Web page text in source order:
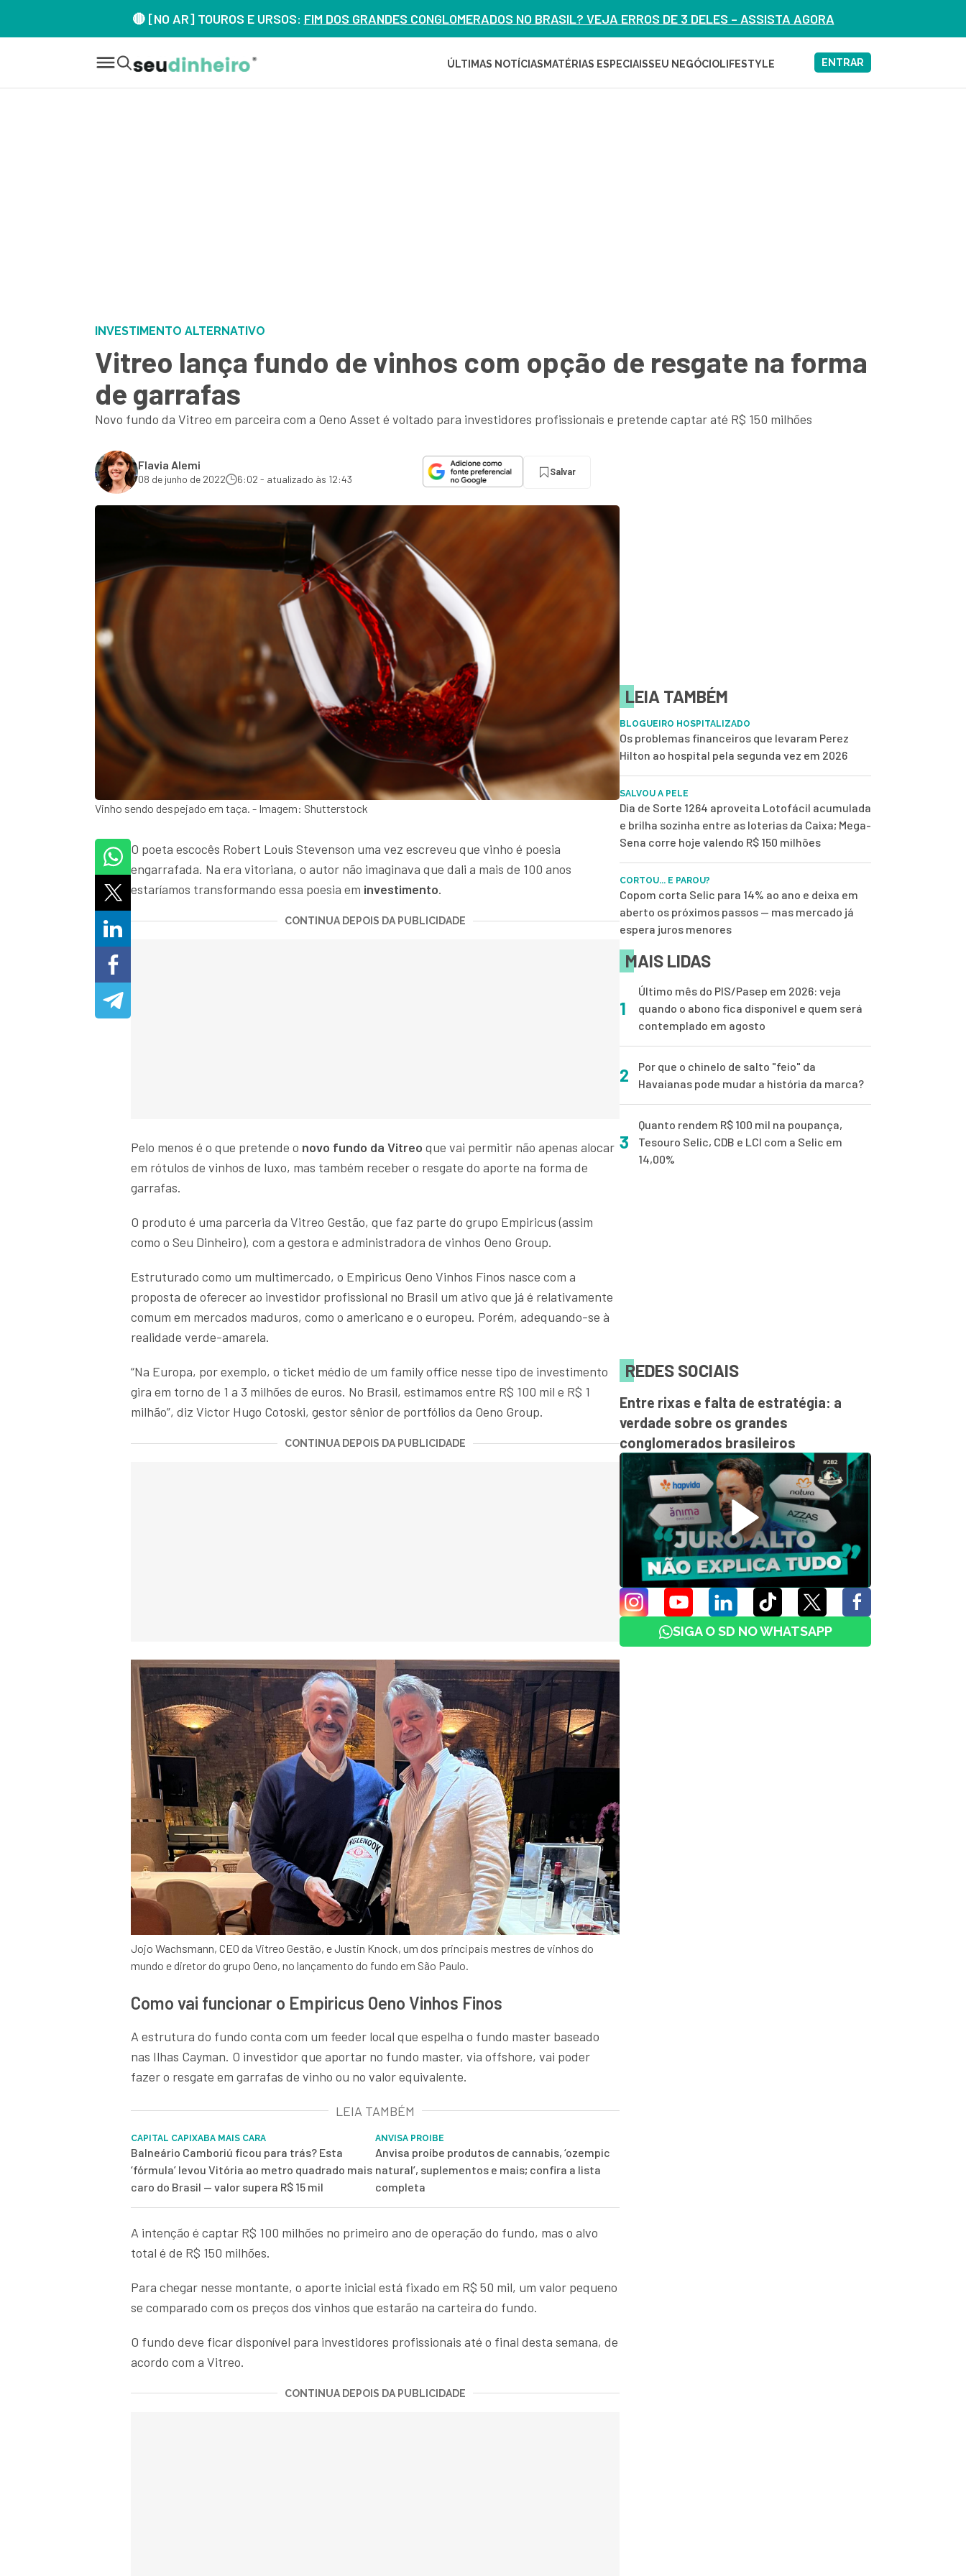
🔴 [NO AR] TOUROS E URSOS: FIM DOS GRANDES CONGLOMERADOS NO BRASIL? VEJA ERROS DE 3 DELES – ASSISTA AGORA
ÚLTIMAS NOTÍCIAS MATÉRIAS ESPECIAISSEU NEGÓCIOLIFESTYLE ENTRAR
INVESTIMENTO ALTERNATIVO
Vitreo lança fundo de vinhos com opção de resgate na forma
de garrafas
Novo fundo da Vitreo em parceira com a Oeno Asset é voltado para investidores profissionais e pretende captar até R$ 150 milhões
Flavia Alemi
08 de junho de 2022 6:02 - atualizado às 12:43
Salvar
Vinho sendo despejado em taça. - Imagem: Shutterstock
O poeta escocês Robert Louis Stevenson uma vez escreveu que vinho é poesia
engarrafada. Na era vitoriana, o autor não imaginava que dali a mais de 100 anos
estaríamos transformando essa poesia em investimento.
CONTINUA DEPOIS DA PUBLICIDADE
Pelo menos é o que pretende o novo fundo da Vitreo que vai permitir não apenas alocar
em rótulos de vinhos de luxo, mas também receber o resgate do aporte na forma de
garrafas.
O produto é uma parceria da Vitreo Gestão, que faz parte do grupo Empiricus (assim
como o Seu Dinheiro), com a gestora e administradora de vinhos Oeno Group.
Estruturado como um multimercado, o Empiricus Oeno Vinhos Finos nasce com a
proposta de oferecer ao investidor profissional no Brasil um ativo que já é relativamente
comum em mercados maduros, como o americano e o europeu. Porém, adequando-se à
realidade verde-amarela.
“Na Europa, por exemplo, o ticket médio de um family office nesse tipo de investimento
gira em torno de 1 a 3 milhões de euros. No Brasil, estimamos entre R$ 100 mil e R$ 1
milhão”, diz Victor Hugo Cotoski, gestor sênior de portfólios da Oeno Group.
CONTINUA DEPOIS DA PUBLICIDADE
Jojo Wachsmann, CEO da Vitreo Gestão, e Justin Knock, um dos principais mestres de vinhos do
mundo e diretor do grupo Oeno, no lançamento do fundo em São Paulo.
Como vai funcionar o Empiricus Oeno Vinhos Finos
A estrutura do fundo conta com um feeder local que espelha o fundo master baseado
nas Ilhas Cayman. O investidor que aportar no fundo master, via offshore, vai poder
fazer o resgate em garrafas de vinho ou no valor equivalente.
LEIA TAMBÉM
CAPITAL CAPIXABA MAIS CARA
Balneário Camboriú ficou para trás? Esta
‘fórmula’ levou Vitória ao metro quadrado mais
caro do Brasil — valor supera R$ 15 mil
ANVISA PROIBE
Anvisa proíbe produtos de cannabis, ‘ozempic
natural’, suplementos e mais; confira a lista
completa
A intenção é captar R$ 100 milhões no primeiro ano de operação do fundo, mas o alvo
total é de R$ 150 milhões.
Para chegar nesse montante, o aporte inicial está fixado em R$ 50 mil, um valor pequeno
se comparado com os preços dos vinhos que estarão na carteira do fundo.
O fundo deve ficar disponível para investidores profissionais até o final desta semana, de
acordo com a Vitreo.
CONTINUA DEPOIS DA PUBLICIDADE
LEIA TAMBÉM
BLOGUEIRO HOSPITALIZADO
Os problemas financeiros que levaram Perez
Hilton ao hospital pela segunda vez em 2026
SALVOU A PELE
Dia de Sorte 1264 aproveita Lotofácil acumulada
e brilha sozinha entre as loterias da Caixa; Mega-
Sena corre hoje valendo R$ 150 milhões
CORTOU... E PAROU?
Copom corta Selic para 14% ao ano e deixa em
aberto os próximos passos — mas mercado já
espera juros menores
MAIS LIDAS
1
Último mês do PIS/Pasep em 2026: veja
quando o abono fica disponível e quem será
contemplado em agosto
2
Por que o chinelo de salto "feio" da
Havaianas pode mudar a história da marca?
3
Quanto rendem R$ 100 mil na poupança,
Tesouro Selic, CDB e LCI com a Selic em
14,00%
REDES SOCIAIS
Entre rixas e falta de estratégia: a
verdade sobre os grandes
conglomerados brasileiros
SIGA O SD NO WHATSAPP